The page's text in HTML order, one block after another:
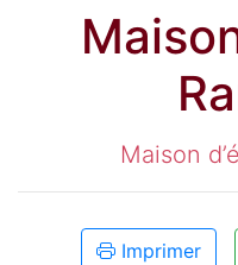
Maison
Imprimer